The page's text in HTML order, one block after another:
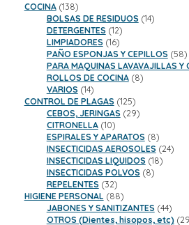
COCINA 138138
productos
BOLSAS DE RESIDUOS 1414
DETERGENTES 1212
productos
LIMPIADORES 1616
productos
PAÑO ESPONJAS Y CEPILLOS 5858
PARA MAQUINAS LAVAVAJILLAS Y
ROLLOS DE COCINA 88
VARIOS 1414
productos
CONTROL DE PLAGAS 125125
productos
CEBOS, JERINGAS 2929
CITRONELLA 1010
productos
ESPIRALES Y APARATOS 88
productos
INSECTICIDAS AEROSOLES 2424
INSECTICIDAS LIQUIDOS 1818
INSECTICIDAS POLVOS 88
REPELENTES 3232
productos
HIGIENE PERSONAL 8888
productos
JABONES Y SANITIZANTES 4444
OTROS (Dientes, hisopos, etc) 29